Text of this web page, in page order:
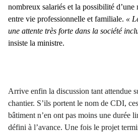
nombreux salariés et la possibilité
entre vie professionnelle et familiale. «
une attente très forte dans la société
insiste la ministre.
Arrive enfin la discussion tant attendue
chantier. S’ils portent le nom de CDI,
bâtiment n’en ont pas moins une durée
défini à l’avance. Une fois le projet